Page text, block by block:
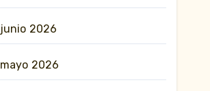
junio 2026
mayo 2026